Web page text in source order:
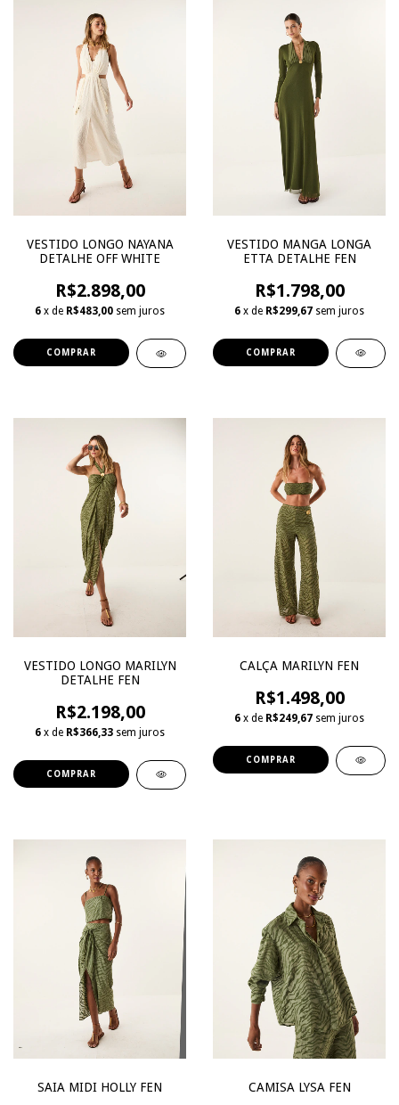
VESTIDO LONGO NAYANA
DETALHE OFF WHITE
R$2.898,00
6 x de R$483,00 sem juros
COMPRAR
VESTIDO MANGA LONGA
ETTA DETALHE FEN
R$1.798,00
6 x de R$299,67 sem juros
COMPRAR
VESTIDO LONGO MARILYN
DETALHE FEN
R$2.198,00
6 x de R$366,33 sem juros
COMPRAR
CALÇA MARILYN FEN
R$1.498,00
6 x de R$249,67 sem juros
COMPRAR
SAIA MIDI HOLLY FEN CAMISA LYSA FEN